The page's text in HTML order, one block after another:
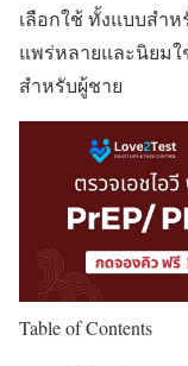
เลือกใช้ ทั้งแบบสำ
แพร่หลายและนิยมใ
สำหรับผู้ชาย
Table of Contents